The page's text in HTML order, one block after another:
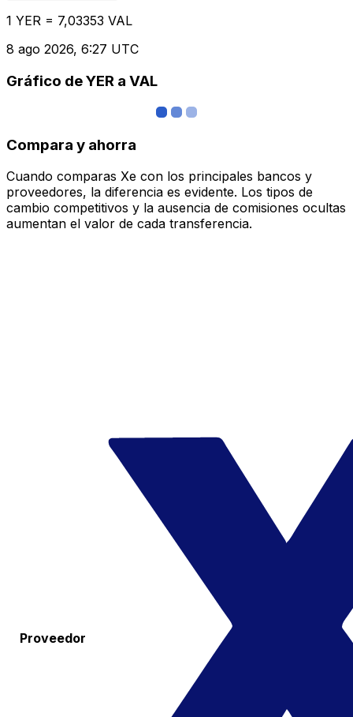
1 YER = 7,03353 VAL
8 ago 2026, 6:27 UTC
Gráfico de YER a VAL
Compara y ahorra
Cuando comparas Xe con los principales bancos y
proveedores, la diferencia es evidente. Los tipos de
cambio competitivos y la ausencia de comisiones ocultas
aumentan el valor de cada transferencia.
Proveedor